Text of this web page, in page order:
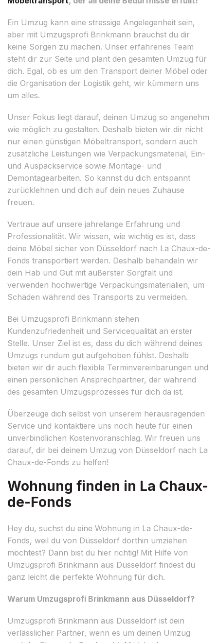
Ein Umzug kann eine stressige Angelegenheit sein,
aber mit Umzugsprofi Brinkmann brauchst du dir
keine Sorgen zu machen. Unser erfahrenes Team
steht dir zur Seite und plant den gesamten Umzug für
dich. Egal, ob es um den Transport deiner Möbel oder
die Organisation der Logistik geht, wir kümmern uns
um alles.
Unser Fokus liegt darauf, deinen Umzug so angenehm
wie möglich zu gestalten. Deshalb bieten wir dir nicht
nur einen günstigen Möbeltransport, sondern auch
zusätzliche Leistungen wie Verpackungsmaterial, Ein-
und Auspackservice sowie Montage- und
Demontagearbeiten. So kannst du dich entspannt
zurücklehnen und dich auf dein neues Zuhause
freuen.
Vertraue auf unsere jahrelange Erfahrung und
Professionalität. Wir wissen, wie wichtig es ist, dass
deine Möbel sicher von Düsseldorf nach La Chaux-de-
Fonds transportiert werden. Deshalb behandeln wir
dein Hab und Gut mit äußerster Sorgfalt und
verwenden hochwertige Verpackungsmaterialien, um
Schäden während des Transports zu vermeiden.
Bei Umzugsprofi Brinkmann stehen
Kundenzufriedenheit und Servicequalität an erster
Stelle. Unser Ziel ist es, dass du dich während deines
Umzugs rundum gut aufgehoben fühlst. Deshalb
bieten wir dir auch flexible Terminvereinbarungen und
einen persönlichen Ansprechpartner, der während
des gesamten Umzugsprozesses für dich da ist.
Überzeuge dich selbst von unserem herausragenden
Service und kontaktiere uns noch heute für einen
unverbindlichen Kostenvoranschlag. Wir freuen uns
darauf, dir bei deinem Umzug von Düsseldorf nach La
Chaux-de-Fonds zu helfen!
Wohnung finden in La Chaux-
de-Fonds
Hey du, suchst du eine Wohnung in La Chaux-de-
Fonds, weil du von Düsseldorf dorthin umziehen
möchtest? Dann bist du hier richtig! Mit Hilfe von
Umzugsprofi Brinkmann aus Düsseldorf findest du
ganz leicht die perfekte Wohnung für dich.
Warum Umzugsprofi Brinkmann aus Düsseldorf?
Umzugsprofi Brinkmann aus Düsseldorf ist dein
verlässlicher Partner, wenn es um deinen Umzug